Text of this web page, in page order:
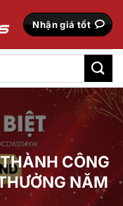
Nhận giá tốt
CÔNG
NĂM